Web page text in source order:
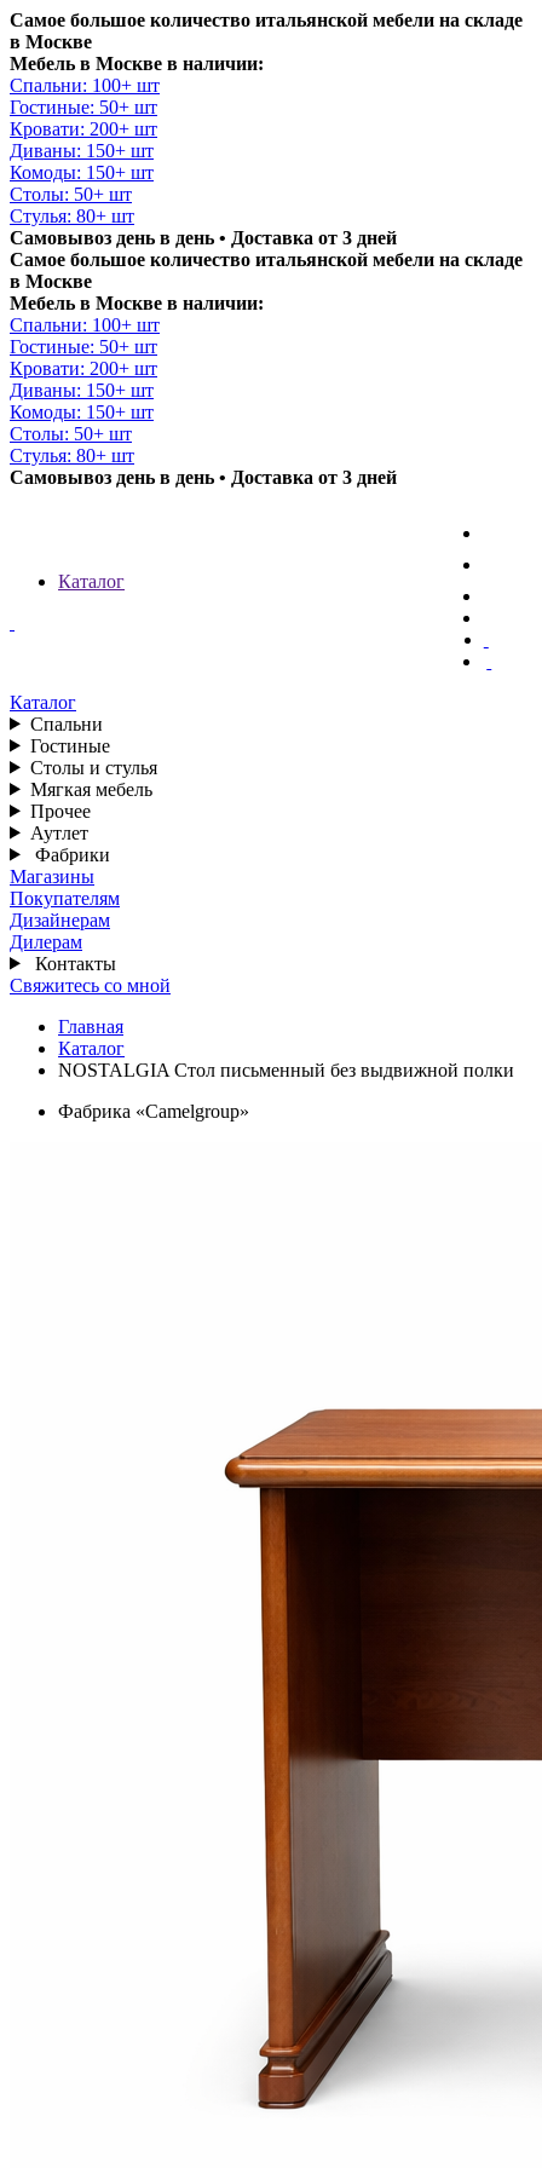
Самое большое количество итальянской мебели на складе
в Москве
Мебель в Москве в наличии:
Спальни: 100+ шт
Гостиные: 50+ шт
Кровати: 200+ шт
Диваны: 150+ шт
Комоды: 150+ шт
Столы: 50+ шт
Стулья: 80+ шт
Самовывоз день в день • Доставка от 3 дней
Самое большое количество итальянской мебели на складе
в Москве
Мебель в Москве в наличии:
Спальни: 100+ шт
Гостиные: 50+ шт
Кровати: 200+ шт
Диваны: 150+ шт
Комоды: 150+ шт
Столы: 50+ шт
Стулья: 80+ шт
Самовывоз день в день • Доставка от 3 дней
Каталог
Каталог
Спальни
Гостиные
Столы и стулья
Мягкая мебель
Прочее
Аутлет
Фабрики
Магазины
Покупателям
Дизайнерам
Дилерам
Контакты
Свяжитесь со мной
Главная
Каталог
NOSTALGIA Стол письменный без выдвижной полки
Фабрика «Camelgroup»